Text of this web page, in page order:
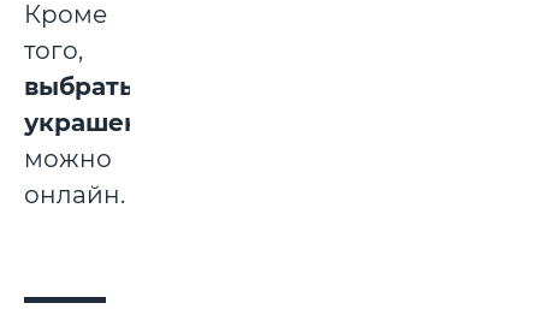
Кроме
того,
выбрать
украшения
можно
онлайн.